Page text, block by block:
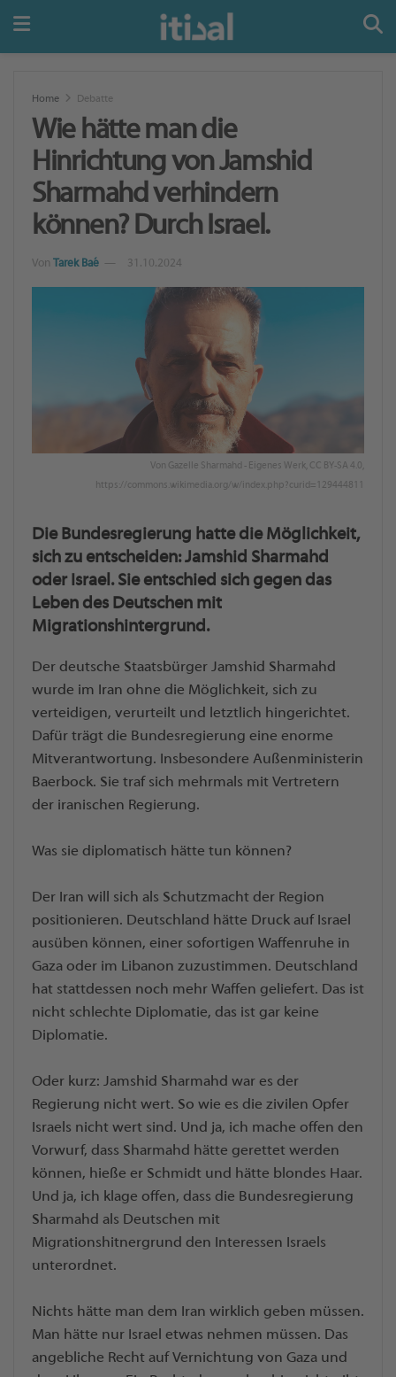
Home Debatte
Wie hätte man die
Hinrichtung von Jamshid
Sharmahd verhindern
können? Durch Israel.
Von Tarek Baé 31.10.2024
Von Gazelle Sharmahd - Eigenes Werk, CC BY-SA 4.0,
https://commons.wikimedia.org/w/index.php?curid=129444811
Die Bundesregierung hatte die Möglichkeit,
sich zu entscheiden: Jamshid Sharmahd
oder Israel. Sie entschied sich gegen das
Leben des Deutschen mit
Migrationshintergrund.
Der deutsche Staatsbürger Jamshid Sharmahd
wurde im Iran ohne die Möglichkeit, sich zu
verteidigen, verurteilt und letztlich hingerichtet.
Dafür trägt die Bundesregierung eine enorme
Mitverantwortung. Insbesondere Außenministerin
Baerbock. Sie traf sich mehrmals mit Vertretern
der iranischen Regierung.
Was sie diplomatisch hätte tun können?
Der Iran will sich als Schutzmacht der Region
positionieren. Deutschland hätte Druck auf Israel
ausüben können, einer sofortigen Waffenruhe in
Gaza oder im Libanon zuzustimmen. Deutschland
hat stattdessen noch mehr Waffen geliefert. Das ist
nicht schlechte Diplomatie, das ist gar keine
Diplomatie.
Oder kurz: Jamshid Sharmahd war es der
Regierung nicht wert. So wie es die zivilen Opfer
Israels nicht wert sind. Und ja, ich mache offen den
Vorwurf, dass Sharmahd hätte gerettet werden
können, hieße er Schmidt und hätte blondes Haar.
Und ja, ich klage offen, dass die Bundesregierung
Sharmahd als Deutschen mit
Migrationshitnergrund den Interessen Israels
unterordnet.
Nichts hätte man dem Iran wirklich geben müssen.
Man hätte nur Israel etwas nehmen müssen. Das
angebliche Recht auf Vernichtung von Gaza und